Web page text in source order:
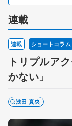
連載
連載 ショートコラム
トリプルア
かない」
浅田 真央